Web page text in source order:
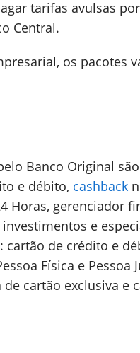
tarifas avulsas
Central.
os pacotes
Banco Original são
e débito, cashback
Horas, gerenciador
e
cartão de crédito e
Física e
cartão exclusiva e